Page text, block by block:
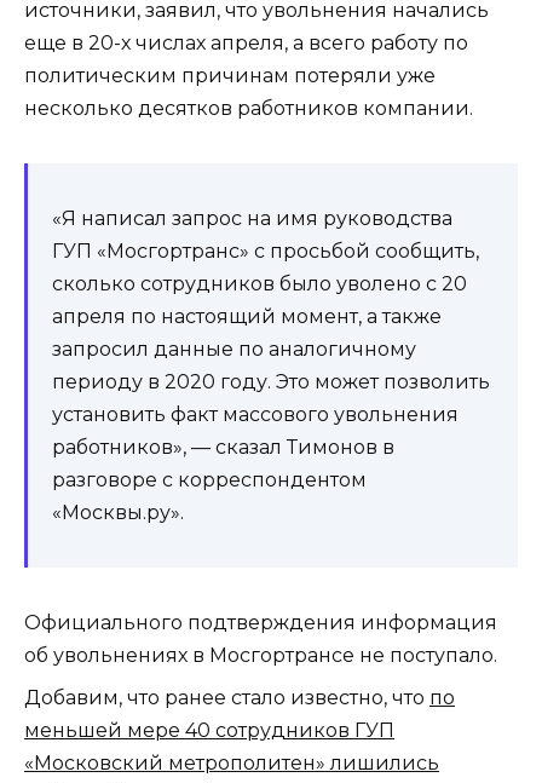
источники, заявил, что увольнения начались
еще в 20-х числах апреля, а всего работу по
политическим причинам потеряли уже
несколько десятков работников компании.
«Я написал запрос на имя руководства
ГУП «Мосгортранс» с просьбой сообщить,
сколько сотрудников было уволено с 20
апреля по настоящий момент, а также
запросил данные по аналогичному
периоду в 2020 году. Это может позволить
установить факт массового увольнения
работников», — сказал Тимонов в
разговоре с корреспондентом
«Москвы.ру».
Официального подтверждения информация
об увольнениях в Мосгортрансе не поступало.
Добавим, что ранее стало известно, что по
меньшей мере 40 сотрудников ГУП
«Московский метрополитен» лишились